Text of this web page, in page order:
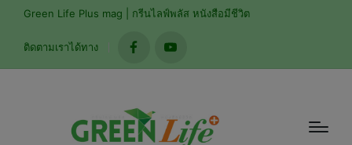
Green Life Plus mag | กรีนไลฟ์พลัส หนังสือมีชีวิต
ติดตามเราได้ทาง
facebookyoutube
modal-check